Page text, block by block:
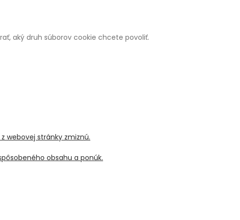
aký druh súborov cookie chcete povoliť.
webovej stránky zmiznú.
obsahu a ponúk.